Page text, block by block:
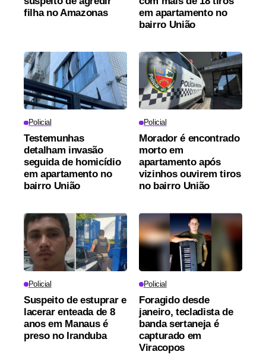
filha no Amazonas
em apartamento no
bairro União
Policial
Testemunhas
detalham invasão
seguida de homicídio
em apartamento no
bairro União
Policial
Morador é encontrado
morto em
apartamento após
vizinhos ouvirem tiros
no bairro União
Policial
Suspeito de estuprar e
lacerar enteada de 8
anos em Manaus é
preso no Iranduba
Policial
Foragido desde
janeiro, tecladista de
banda sertaneja é
capturado em
Viracopos